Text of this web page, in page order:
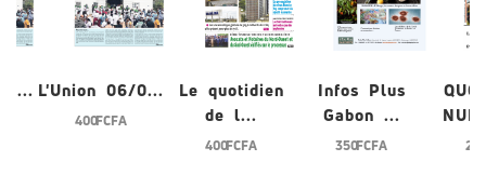
0... L'Union 06/0...
400 FCFA
Le quotidien
de l...
400 FCFA
Infos Plus
Gabon ...
350 FCFA